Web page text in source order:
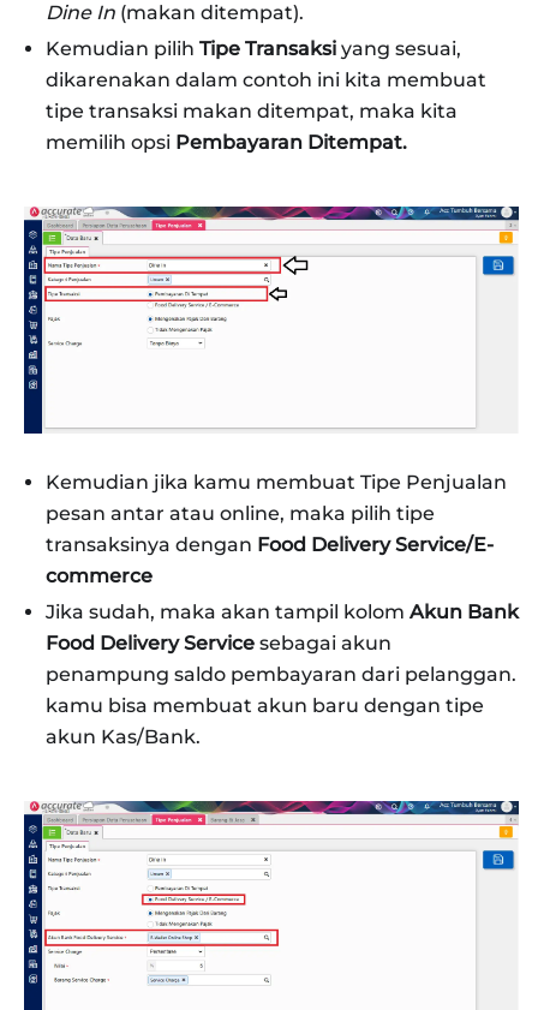
Dine In (makan ditempat).
Kemudian pilih Tipe Transaksi yang sesuai,
dikarenakan dalam contoh ini kita membuat
tipe transaksi makan ditempat, maka kita
memilih opsi Pembayaran Ditempat.
Kemudian jika kamu membuat Tipe Penjualan
pesan antar atau online, maka pilih tipe
transaksinya dengan Food Delivery Service/E-
commerce
Jika sudah, maka akan tampil kolom Akun Bank
Food Delivery Service sebagai akun
penampung saldo pembayaran dari pelanggan.
kamu bisa membuat akun baru dengan tipe
akun Kas/Bank.